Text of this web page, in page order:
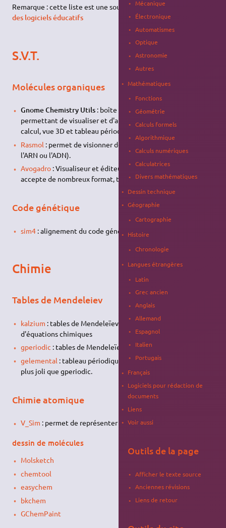
Remarque : cette liste est une sous-liste de laliste complète
des logiciels éducatifs
S.V.T.
Molécules organiques
Gnome Chemistry Utils: boîte à outils complète,
permettant de visualiser et d'analyser des molécules (dessin,
calcul, vue 3D et tableau périodique).
Rasmol : permet de visionner des molécules en 3D (comme
l'ARN ou l'ADN).
Avogadro: Visualiseur et éditeur de molécules en 3D,
accepte de nombreux format, tels le .pdb.
Code génétique
sim4: alignement du code génétique et mutation
Chimie
Tables de Mendeleiev
kalzium : tables de Mendeleïev (pourKDE), solveur
d'équations chimiques
gperiodic : tables de Mendeleïev (pour GNOME)
gelemental : tableau périodique, plus complet, mieux fait et
plus joli que gperiodic.
Chimie atomique
V_Sim : permet de représenter des structures atomiques
dessin de molécules
Molsketch
chemtool
easychem
bkchem
GChemPaint
Mécanique
Électronique
Automatismes
Optique
Astronomie
Autres
Mathématiques
Fonctions
Géométrie
Calculs formels
Algorithmique
Calculs numériques
Calculatrices
Divers mathématiques
Dessin technique
Géographie
Cartographie
Histoire
Chronologie
Langues étrangères
Latin
Grec ancien
Anglais
Allemand
Espagnol
Italien
Portugais
Français
Logiciels pour rédaction de
documents
Liens
Voir aussi
Outils de la page
Afficher le texte source
Anciennes révisions
Liens de retour